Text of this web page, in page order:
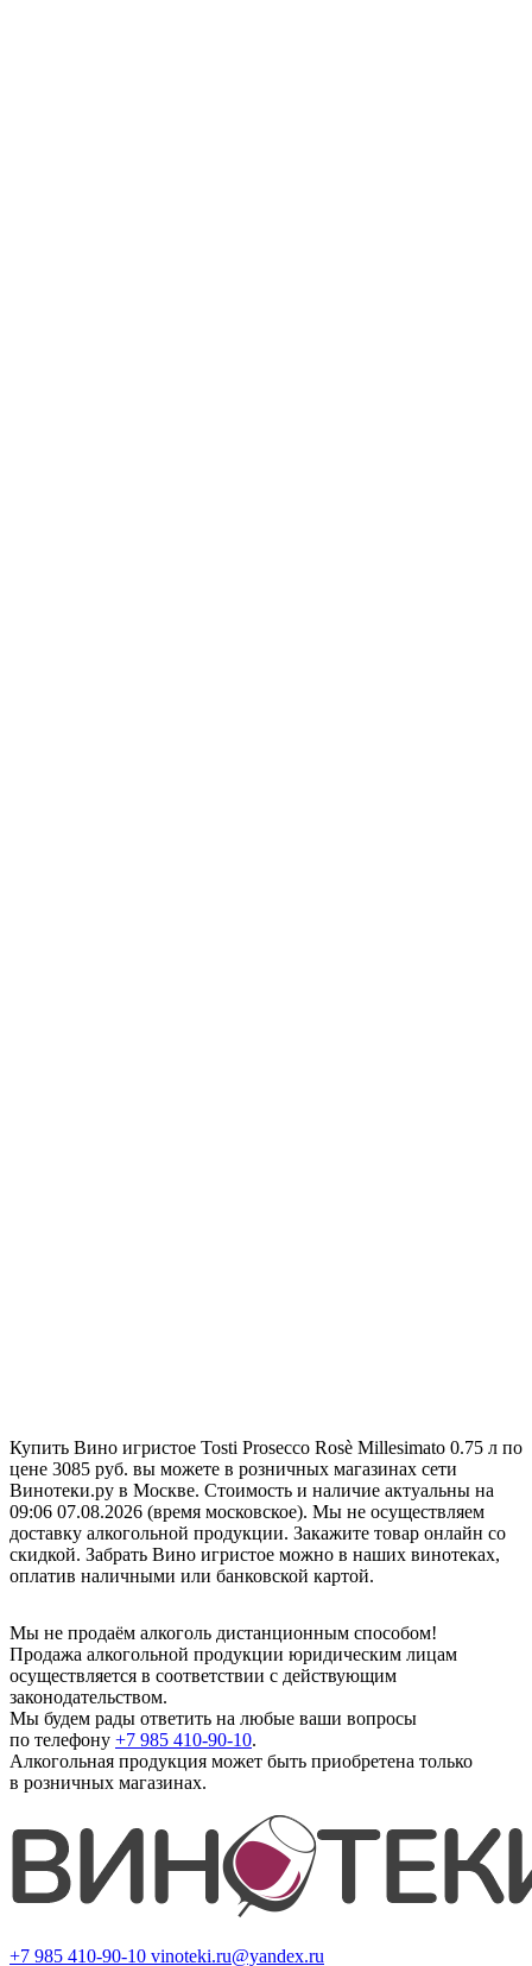
Купить Вино игристое Tosti Prosecco Rosè Millesimato 0.75 л по
цене 3085 руб. вы можете в розничных магазинах сети
Винотеки.ру в Москве. Стоимость и наличие актуальны на
09:06 07.08.2026 (время московское). Мы не осуществляем
доставку алкогольной продукции. Закажите товар онлайн со
скидкой. Забрать Вино игристое можно в наших винотеках,
оплатив наличными или банковской картой.
Мы не продаём алкоголь дистанционным способом!
Продажа алкогольной продукции юридическим лицам
осуществляется в соответствии с действующим
законодательством.
Мы будем рады ответить на любые ваши вопросы
по телефону +7 985 410-90-10.
Алкогольная продукция может быть приобретена только
в розничных магазинах.
+7 985 410-90-10 vinoteki.ru@yandex.ru